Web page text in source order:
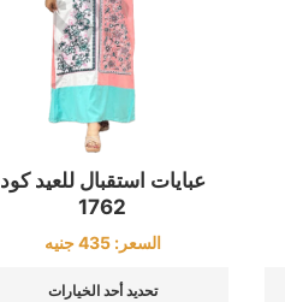
عبايات استقبال للعيد كود
1762
السعر:435 جنيه
تحديد أحد الخيارات